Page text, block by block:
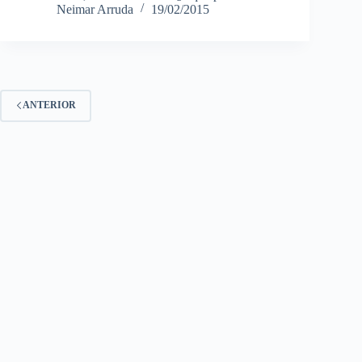
Neimar Arruda
19/02/2015
ANTERIOR